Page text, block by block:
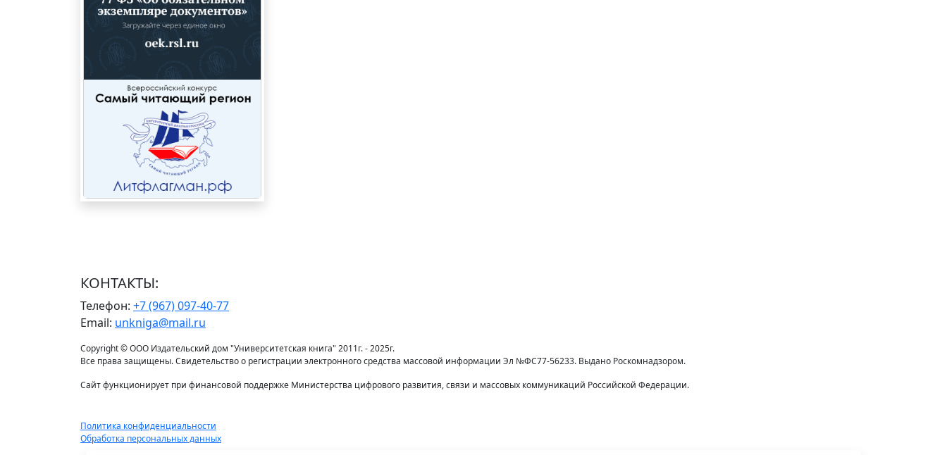
КОНТАКТЫ:
Телефон: +7 (967) 097-40-77
Email: unkniga@mail.ru
Copyright © ООО Издательский дом "Университетская книга" 2011г. - 2025г.
Все права защищены. Свидетельство о регистрации электронного средства массовой информации Эл №ФС77-56233. Выдано Роскомнадзором.
Сайт функционирует при финансовой поддержке Министерства цифрового развития, связи и массовых коммуникаций Российской Федерации.
Политика конфиденциальности
Обработка персональных данных